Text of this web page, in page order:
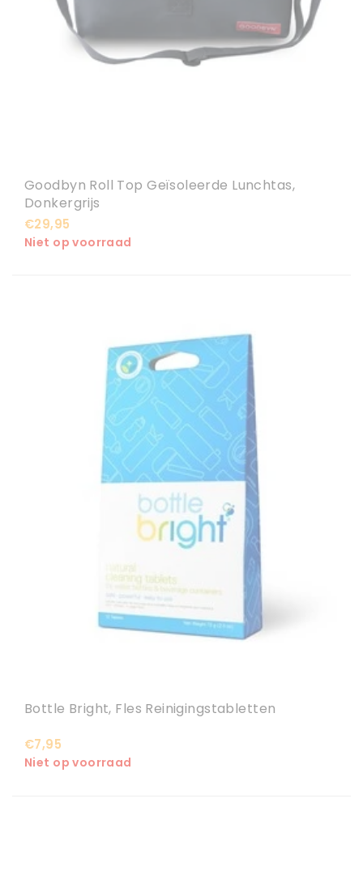
Goodbyn Roll Top Geïsoleerde Lunchtas,
Donkergrijs
€29,95
Niet op voorraad
Bottle Bright, Fles Reinigingstabletten
€7,95
Niet op voorraad